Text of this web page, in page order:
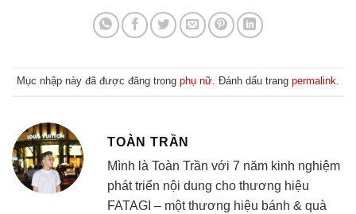
Mục nhập này đã được đăng trong phụ nữ. Đánh dấu trang permalink.
TOÀN TRẦN
Mình là Toàn Trần với 7 năm kinh nghiệm
phát triển nội dung cho thương hiệu
FATAGI – một thương hiệu bánh & quà